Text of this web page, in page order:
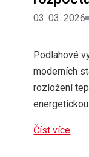
03. 03. 2026
Podlahové
moderních
rozložení
Číst více